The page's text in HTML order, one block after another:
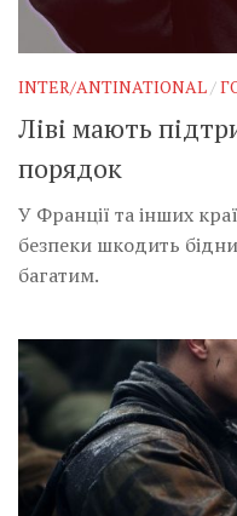
INTER/ANTINATIONAL/
Ліві мають
порядок
У Франції та інших
безпеки шкодить
багатим.